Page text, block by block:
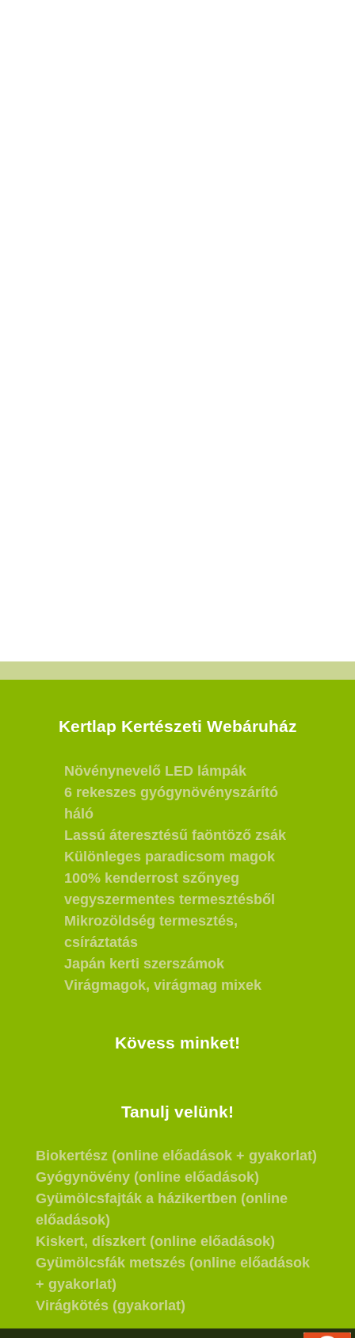
Kertlap Kertészeti Webáruház
Növénynevelő LED lámpák
6 rekeszes gyógynövényszárító
háló
Lassú áteresztésű faöntöző zsák
Különleges paradicsom magok
100% kenderrost szőnyeg
vegyszermentes termesztésből
Mikrozöldség termesztés,
csíráztatás
Japán kerti szerszámok
Virágmagok, virágmag mixek
Kövess minket!
Tanulj velünk!
Biokertész (online előadások + gyakorlat)
Gyógynövény (online előadások)
Gyümölcsfajták a házikertben (online
előadások)
Kiskert, díszkert (online előadások)
Gyümölcsfák metszés (online előadások
+ gyakorlat)
Virágkötés (gyakorlat)